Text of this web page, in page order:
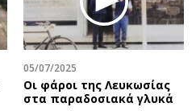
05/07/2025
Οι φάροι της Λευκωσίας
στα παραδοσιακά γλυκά